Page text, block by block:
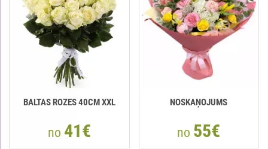
BALTAS ROZES 40СМ XXL
no 41€
NOSKAŅOJUMS
no 55€